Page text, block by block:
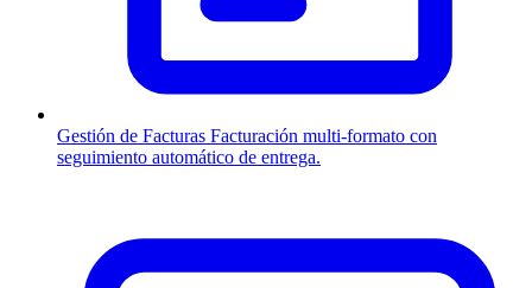
Gestión de Facturas Facturación multi-formato con
seguimiento automático de entrega.